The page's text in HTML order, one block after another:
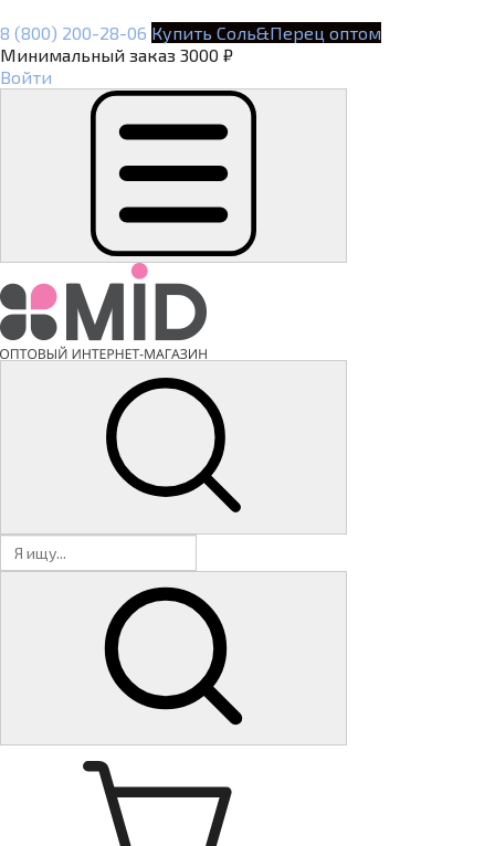
8 (800) 200-28-06 Купить Соль&Перец оптом
Минимальный заказ 3000 ₽
Войти